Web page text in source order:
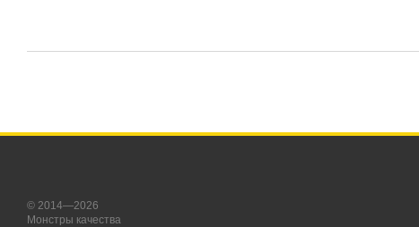
© 2014—2026
Монстры качества